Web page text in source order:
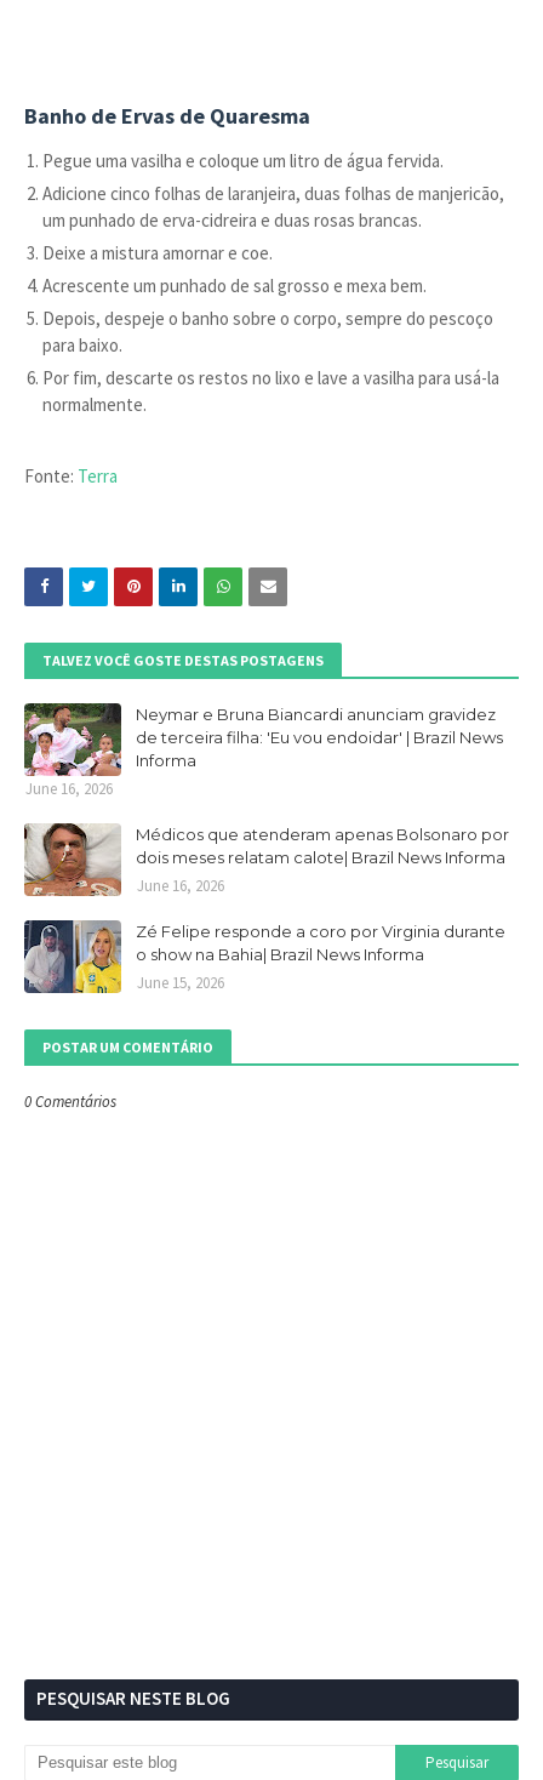
Banho de Ervas de Quaresma
Pegue uma vasilha e coloque um litro de água fervida.
Adicione cinco folhas de laranjeira, duas folhas de manjericão,
um punhado de erva-cidreira e duas rosas brancas.
Deixe a mistura amornar e coe.
Acrescente um punhado de sal grosso e mexa bem.
Depois, despeje o banho sobre o corpo, sempre do pescoço
para baixo.
Por fim, descarte os restos no lixo e lave a vasilha para usá-la
normalmente.
Fonte: Terra
TALVEZ VOCÊ GOSTE DESTAS POSTAGENS
Neymar e Bruna Biancardi anunciam gravidez
de terceira filha: 'Eu vou endoidar' | Brazil News
Informa
June 16, 2026
Médicos que atenderam apenas Bolsonaro por
dois meses relatam calote| Brazil News Informa
June 16, 2026
Zé Felipe responde a coro por Virginia durante
o show na Bahia| Brazil News Informa
June 15, 2026
POSTAR UM COMENTÁRIO
0 Comentários
PESQUISAR NESTE BLOG